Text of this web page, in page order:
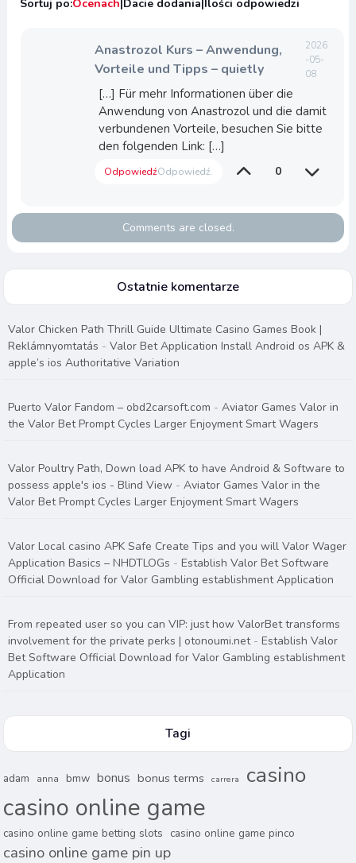
Sortuj po:Ocenach|Dacie dodania|Ilości odpowiedzi
Anastrozol Kurs – Anwendung,
Vorteile und Tipps – quietly
2026
-05-
08
[…] Für mehr Informationen über die
Anwendung von Anastrozol und die damit
verbundenen Vorteile, besuchen Sie bitte
den folgenden Link: […]
OdpowiedźOdpowiedź. 0
Comments are closed.
Ostatnie komentarze
Valor Chicken Path Thrill Guide Ultimate Casino Games Book |
Reklámnyomtatás -Valor Bet Application Install Android os APK &
apple’s ios Authoritative Variation
Puerto Valor Fandom – obd2carsoft.com -Aviator Games Valor in
the Valor Bet Prompt Cycles Larger Enjoyment Smart Wagers
Valor Poultry Path, Down load APK to have Android & Software to
possess apple's ios - Blind View -Aviator Games Valor in the
Valor Bet Prompt Cycles Larger Enjoyment Smart Wagers
Valor Local casino APK Safe Create Tips and you will Valor Wager
Application Basics – NHDTLOGs -Establish Valor Bet Software
Official Download for Valor Gambling establishment Application
From repeated user so you can VIP: just how ValorBet transforms
involvement for the private perks | otonoumi.net-Establish Valor
Bet Software Official Download for Valor Gambling establishment
Application
Tagi
adam anna bmw bonus bonus terms carrera casino
casino online game
casino online game betting slots casino online game pinco
casino online game pin up